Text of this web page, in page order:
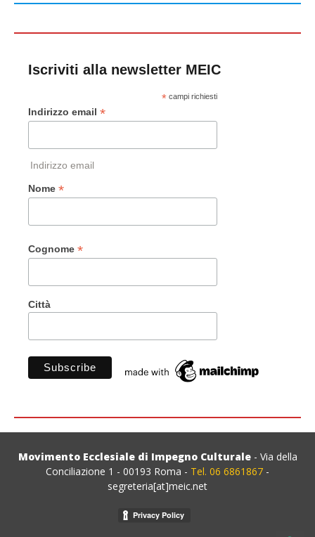
Iscriviti alla newsletter MEIC
*campi richiesti
Indirizzo email *
Indirizzo email
Nome *
Cognome *
Città
Movimento Ecclesiale di Impegno Culturale- Via della
Conciliazione 1 - 00193 Roma - Tel. 06 6861867 -
segreteria[at]meic.net